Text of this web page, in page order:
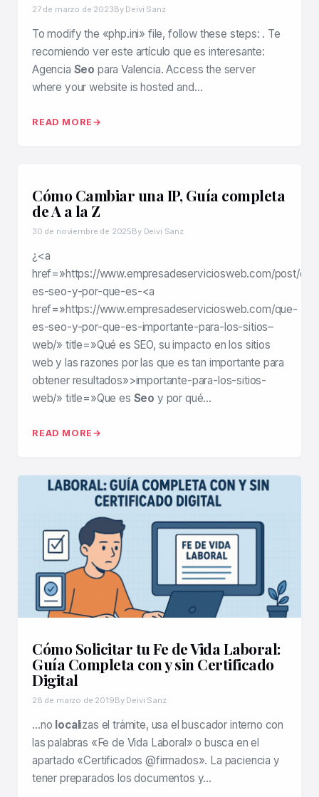
27 de marzo de 2023By Deivi Sanz
To modify the «php.ini» file, follow these steps: . Te
recomiendo ver este artículo que es interesante:
Agencia Seo para Valencia. Access the server
where your website is hosted and…
READ MORE
Cómo Cambiar una IP, Guía completa
de A a la Z
30 de noviembre de 2025By Deivi Sanz
¿<a
href=»https://www.empresadeserviciosweb.com/post/
es-seo-y-por-que-es-<a
href=»https://www.empresadeserviciosweb.com/que-
es-seo-y-por-que-es-importante-para-los-sitios–
web/» title=»Qué es SEO, su impacto en los sitios
web y las razones por las que es tan importante para
obtener resultados»>importante-para-los-sitios-
web/» title=»Que es Seo y por qué…
READ MORE
Cómo Solicitar tu Fe de Vida Laboral:
Guía Completa con y sin Certificado
Digital
28 de marzo de 2019By Deivi Sanz
…no localizas el trámite, usa el buscador interno con
las palabras «Fe de Vida Laboral» o busca en el
apartado «Certificados @firmados». La paciencia y
tener preparados los documentos y…